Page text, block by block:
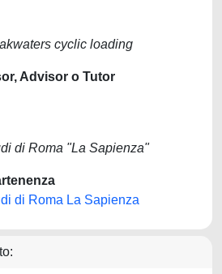
cyclic loading
Advisor o Tutor
di Roma "La Sapienza"
di Roma La Sapienza